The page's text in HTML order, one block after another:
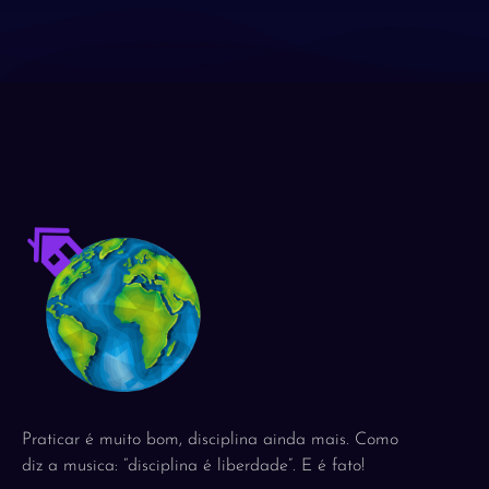
Praticar é muito bom, disciplina ainda mais. Como
diz a musica: “disciplina é liberdade”. E é fato!